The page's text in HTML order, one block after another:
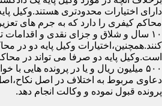
دارای اختیارات محدودتری هستند.وکیل
محاکم کیفری را دارد که به جرم های
۱۰ سال و شلاق و جزای نقدی و
کنند.همچنین،اختیارات وکیل پایه دو در
است.وکیل پایه دو صرفا می تواند در
۵۰۰ میلیون ریال و یا در پرونده هایی با
دعاوی مربوط به اختلاف در اصل
پرونده قبول نموده و وکالت انجام دهد.